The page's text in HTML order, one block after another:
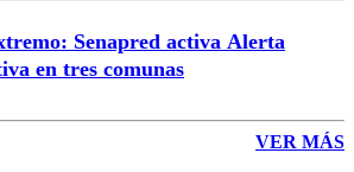
Senapred activa Alerta
en tres comunas
VER MÁS